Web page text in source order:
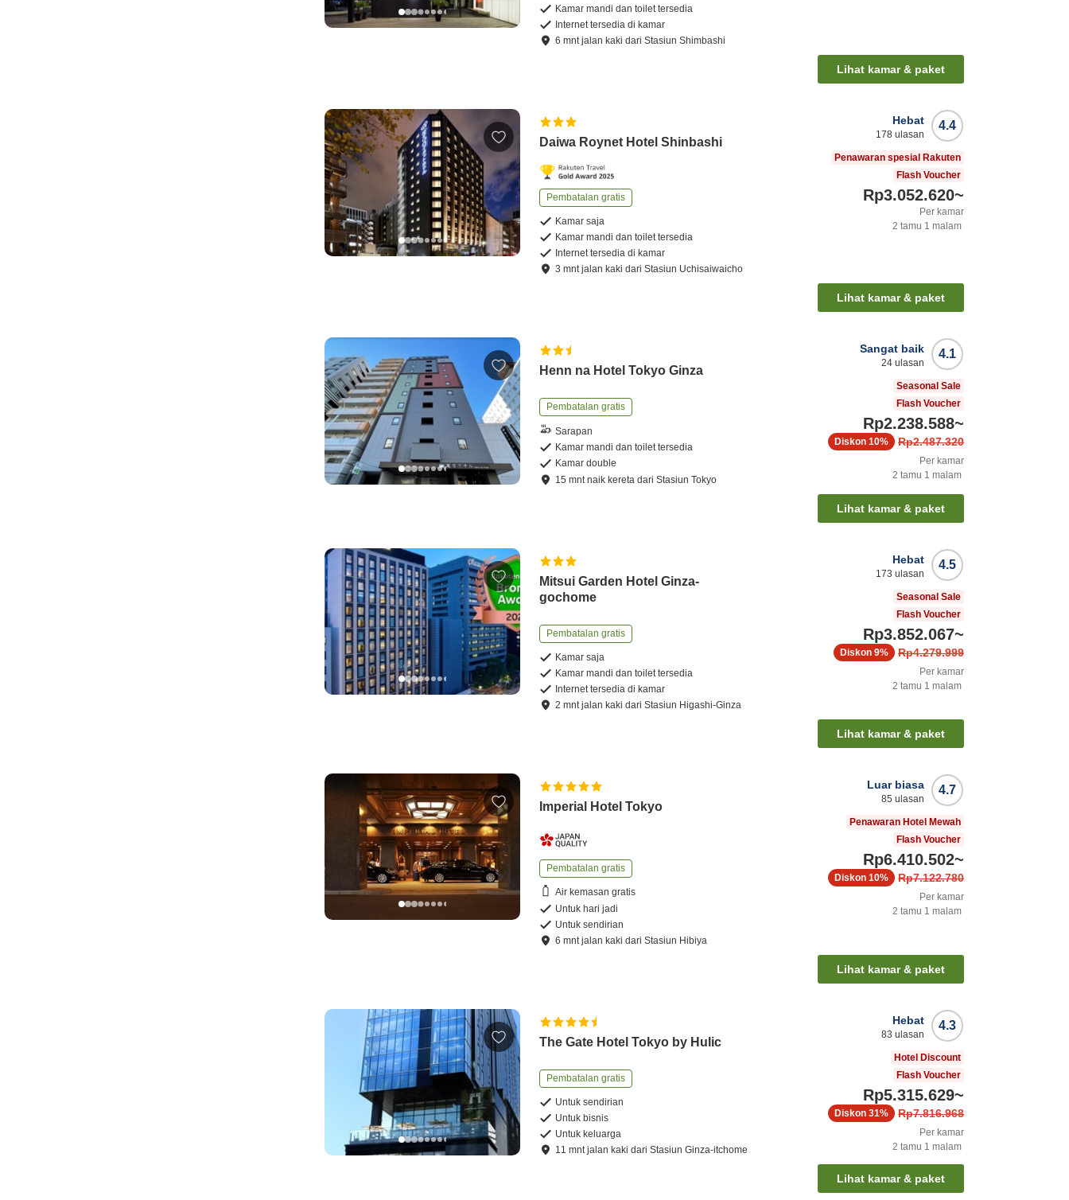
Kamar mandi dan toilet tersedia
Internet tersedia di kamar
6 mntjalan kaki dariStasiun Shimbashi
Lihat kamar & paket
Daiwa Roynet Hotel Shinbashi
Pembatalan gratis
Kamar saja
Kamar mandi dan toilet tersedia
Internet tersedia di kamar
3 mntjalan kaki dariStasiun Uchisaiwaicho
4.4
Hebat
178 ulasan
Penawaran spesial Rakuten
Flash Voucher
Rp3.052.620~
Per kamar
2 tamu 1 malam
Lihat kamar & paket
Henn na Hotel Tokyo Ginza
Pembatalan gratis
Sarapan
Kamar mandi dan toilet tersedia
Kamar double
15 mntnaik kereta dariStasiun Tokyo
4.1
Sangat baik
24 ulasan
Seasonal Sale
Flash Voucher
Rp2.238.588~
Rp2.487.320
Diskon 10%
Per kamar
2 tamu 1 malam
Lihat kamar & paket
Mitsui Garden Hotel Ginza-
gochome
Pembatalan gratis
Kamar saja
Kamar mandi dan toilet tersedia
Internet tersedia di kamar
2 mntjalan kaki dariStasiun Higashi-Ginza
4.5
Hebat
173 ulasan
Seasonal Sale
Flash Voucher
Rp3.852.067~
Rp4.279.999
Diskon 9%
Per kamar
2 tamu 1 malam
Lihat kamar & paket
Imperial Hotel Tokyo
Pembatalan gratis
Air kemasan gratis
Untuk hari jadi
Untuk sendirian
6 mntjalan kaki dariStasiun Hibiya
4.7
Luar biasa
85 ulasan
Penawaran Hotel Mewah
Flash Voucher
Rp6.410.502~
Rp7.122.780
Diskon 10%
Per kamar
2 tamu 1 malam
Lihat kamar & paket
The Gate Hotel Tokyo by Hulic
Pembatalan gratis
Untuk sendirian
Untuk bisnis
Untuk keluarga
11 mntjalan kaki dariStasiun Ginza-itchome
4.3
Hebat
83 ulasan
Hotel Discount
Flash Voucher
Rp5.315.629~
Rp7.816.968
Diskon 31%
Per kamar
2 tamu 1 malam
Lihat kamar & paket